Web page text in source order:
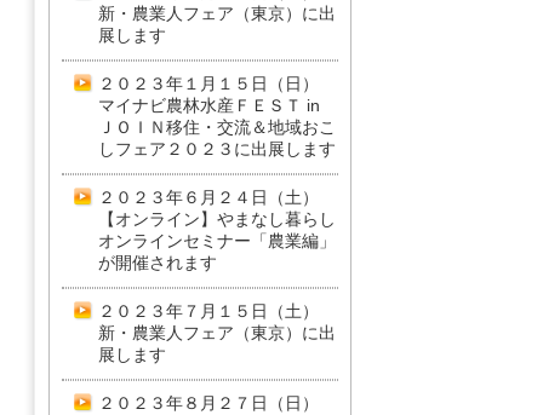
新・農業人フェア（東京）に出
展します
２０２３年１月１５日（日）
マイナビ農林水産ＦＥＳＴ in
ＪＯＩＮ移住・交流＆地域おこ
しフェア２０２３に出展します
２０２３年６月２４日（土）
【オンライン】やまなし暮らし
オンラインセミナー「農業編」
が開催されます
２０２３年７月１５日（土）
新・農業人フェア（東京）に出
展します
２０２３年８月２７日（日）